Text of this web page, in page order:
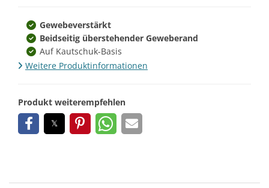
Gewebeverstärkt
Beidseitig überstehender Geweberand
Auf Kautschuk-Basis
Weitere Produktinformationen
Produkt weiterempfehlen